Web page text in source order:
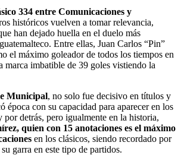
334 entre Comunicaciones y
históricos vuelven a tomar relevancia,
han dejado huella en el duelo más
Entre ellas, Juan Carlos “Pin”
el máximo goleador de todos los tiempos en
marca imbatible de 39 goles vistiendo la
Municipal, no solo fue decisivo en títulos y
época con su capacidad para aparecer en los
detrás, pero igualmente en la historia,
quien con 15 anotaciones es el máximo
en los clásicos, siendo recordado por
garra en este tipo de partidos.